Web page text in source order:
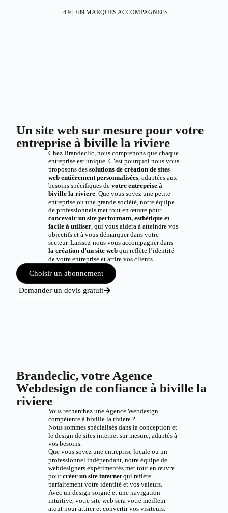
4.9 | +89 MARQUES ACCOMPAGNEES
Un site web sur mesure pour votre
entreprise à biville la riviere
Chez Brandeclic, nous comprenons que chaque
entreprise est unique. C’est pourquoi nous vous
proposons des solutions de création de sites
web entièrement personnalisées, adaptées aux
besoins spécifiques de votre entreprise à
biville la riviere. Que vous soyez une petite
entreprise ou une grande société, notre équipe
de professionnels met tout en œuvre pour
concevoir un site performant, esthétique et
facile à utiliser, qui vous aidera à atteindre vos
objectifs et à vous démarquer dans votre
secteur. Laissez-nous vous accompagner dans
la création d’un site webqui reflète l’identité
de votre entreprise et attire vos clients
Choisir un abonnement
Demander un devis gratuit
Brandeclic, votre Agence
Webdesign de confiance à biville la
riviere
Vous recherchez une Agence Webdesign
compétente à biville la riviere ?
Nous sommes spécialisés dans la conception et
le design de sites internet sur mesure, adaptés à
vos besoins.
Que vous soyez une entreprise locale ou un
professionnel indépendant, notre équipe de
webdesigners expérimentés met tout en œuvre
pourcréer un site internetqui reflète
parfaitement votre identité et vos valeurs.
Avec un design soigné et une navigation
intuitive, votre site web sera votre meilleur
atout pour attirer et convertir vos visiteurs.